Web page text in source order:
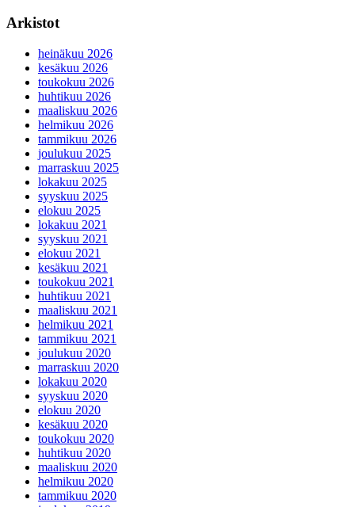
Arkistot
heinäkuu 2026
kesäkuu 2026
toukokuu 2026
huhtikuu 2026
maaliskuu 2026
helmikuu 2026
tammikuu 2026
joulukuu 2025
marraskuu 2025
lokakuu 2025
syyskuu 2025
elokuu 2025
lokakuu 2021
syyskuu 2021
elokuu 2021
kesäkuu 2021
toukokuu 2021
huhtikuu 2021
maaliskuu 2021
helmikuu 2021
tammikuu 2021
joulukuu 2020
marraskuu 2020
lokakuu 2020
syyskuu 2020
elokuu 2020
kesäkuu 2020
toukokuu 2020
huhtikuu 2020
maaliskuu 2020
helmikuu 2020
tammikuu 2020